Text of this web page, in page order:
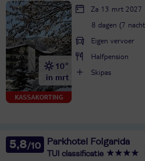
KASSAKORTING
10°
in mrt
Za 13 mrt 2027
8 dagen (7
Eigen vervoer
Halfpension
Skipas
5,8 Parkhotel Folgarida
TUI classificatie